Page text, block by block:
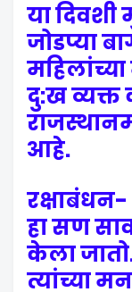
या
जोडप्या
दु:ख व्यक्त
आहे.
रक्षाबंधन-
हा सण
केला
त्यांच्या